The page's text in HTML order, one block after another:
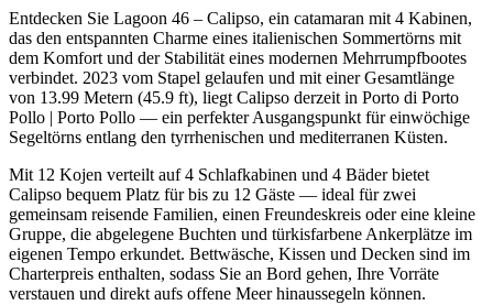
Entdecken Sie Lagoon 46 – Calipso, ein catamaran mit 4 Kabinen,
das den entspannten Charme eines italienischen Sommertörns mit
dem Komfort und der Stabilität eines modernen Mehrrumpfbootes
verbindet. 2023 vom Stapel gelaufen und mit einer Gesamtlänge
von 13.99 Metern (45.9 ft), liegt Calipso derzeit in Porto di Porto
Pollo | Porto Pollo — ein perfekter Ausgangspunkt für einwöchige
Segeltörns entlang den tyrrhenischen und mediterranen Küsten.
Mit 12 Kojen verteilt auf 4 Schlafkabinen und 4 Bäder bietet
Calipso bequem Platz für bis zu 12 Gäste — ideal für zwei
gemeinsam reisende Familien, einen Freundeskreis oder eine kleine
Gruppe, die abgelegene Buchten und türkisfarbene Ankerplätze im
eigenen Tempo erkundet. Bettwäsche, Kissen und Decken sind im
Charterpreis enthalten, sodass Sie an Bord gehen, Ihre Vorräte
verstauen und direkt aufs offene Meer hinaussegeln können.